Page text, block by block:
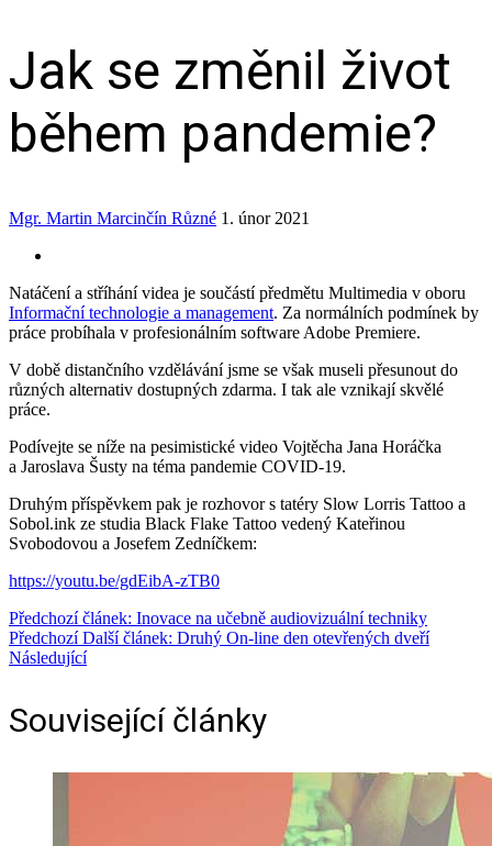
Jak se změnil život
během pandemie?
Mgr. Martin Marcinčín Různé 1. únor 2021
Natáčení a stříhání videa je součástí předmětu Multimedia v oboru
Informační technologie a management. Za normálních podmínek by
práce probíhala v profesionálním software Adobe Premiere.
V době distančního vzdělávání jsme se však museli přesunout do
různých alternativ dostupných zdarma. I tak ale vznikají skvělé
práce.
Podívejte se níže na pesimistické video Vojtěcha Jana Horáčka
a Jaroslava Šusty na téma pandemie COVID-19.
Druhým příspěvkem pak je rozhovor s tatéry Slow Lorris Tattoo a
Sobol.ink ze studia Black Flake Tattoo vedený Kateřinou
Svobodovou a Josefem Zedníčkem:
https://youtu.be/gdEibA-zTB0
Předchozí článek: Inovace na učebně audiovizuální techniky
Předchozí Další článek: Druhý On-line den otevřených dveří
Následující
Související články